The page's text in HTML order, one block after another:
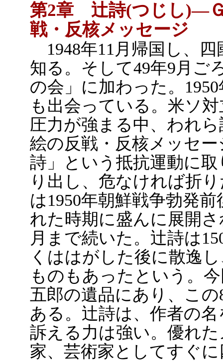
第2章 辻詩(つじし)―Ｇ
戦・反核メッセージ
1948年11月帰国し、
知る。そして49年9月ご
の会」に加わった。
も出会っている。米ソ
圧力が強まる中、われ
絵の反戦・反核メッセ
詩」という抵抗運動に
り出し、危なければ折
は1950年朝鮮戦争勃発
れた時期に盛んに展開
月まで続いた。辻詩は
くははがした後に散逸
ものもあったという。
五郎の遺品にあり、こ
ある。辻詩は、作者の
訴える力は強い。優れ
家、芸術家としてすぐ